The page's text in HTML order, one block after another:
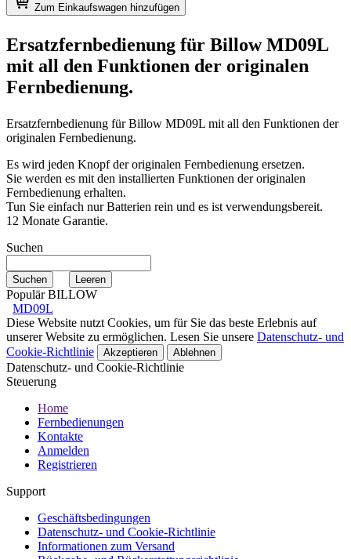
Zum Einkaufswagen hinzufügen
Ersatzfernbedienung für Billow MD09L
mit all den Funktionen der originalen
Fernbedienung.
Ersatzfernbedienung fürBillow MD09L mit all den Funktionen der
originalen Fernbedienung.
Es wird jeden Knopf der originalen Fernbedienung ersetzen.
Sie werden es mit den installierten Funktionen der originalen
Fernbedienung erhalten.
Tun Sie einfach nur Batterien rein und es ist verwendungsbereit.
12 Monate Garantie.
Suchen
Populär BILLOW
MD09L
Diese Website nutzt Cookies, um für Sie das beste Erlebnis auf
unserer Website zu ermöglichen. Lesen Sie unsere Datenschutz- und
Cookie-Richtlinie
Akzeptieren Ablehnen
Datenschutz- und Cookie-Richtlinie
Steuerung
Home
Fernbedienungen
Kontakte
Anmelden
Registrieren
Support
Geschäftsbedingungen
Datenschutz- und Cookie-Richtlinie
Informationen zum Versand